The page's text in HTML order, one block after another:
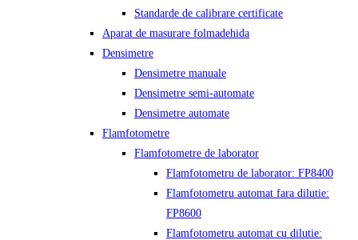
Standarde de calibrare certificate
Aparat de masurare folmadehida
Densimetre
Densimetre manuale
Densimetre semi-automate
Densimetre automate
Flamfotometre
Flamfotometre de laborator
Flamfotometru de laborator: FP8400
Flamfotometru automat fara dilutie:
FP8600
Flamfotometru automat cu dilutie: